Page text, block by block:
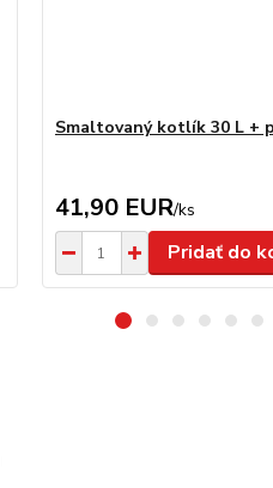
Smaltovaný kotlík 30 L +
41,90 EUR/ks
Pridať do